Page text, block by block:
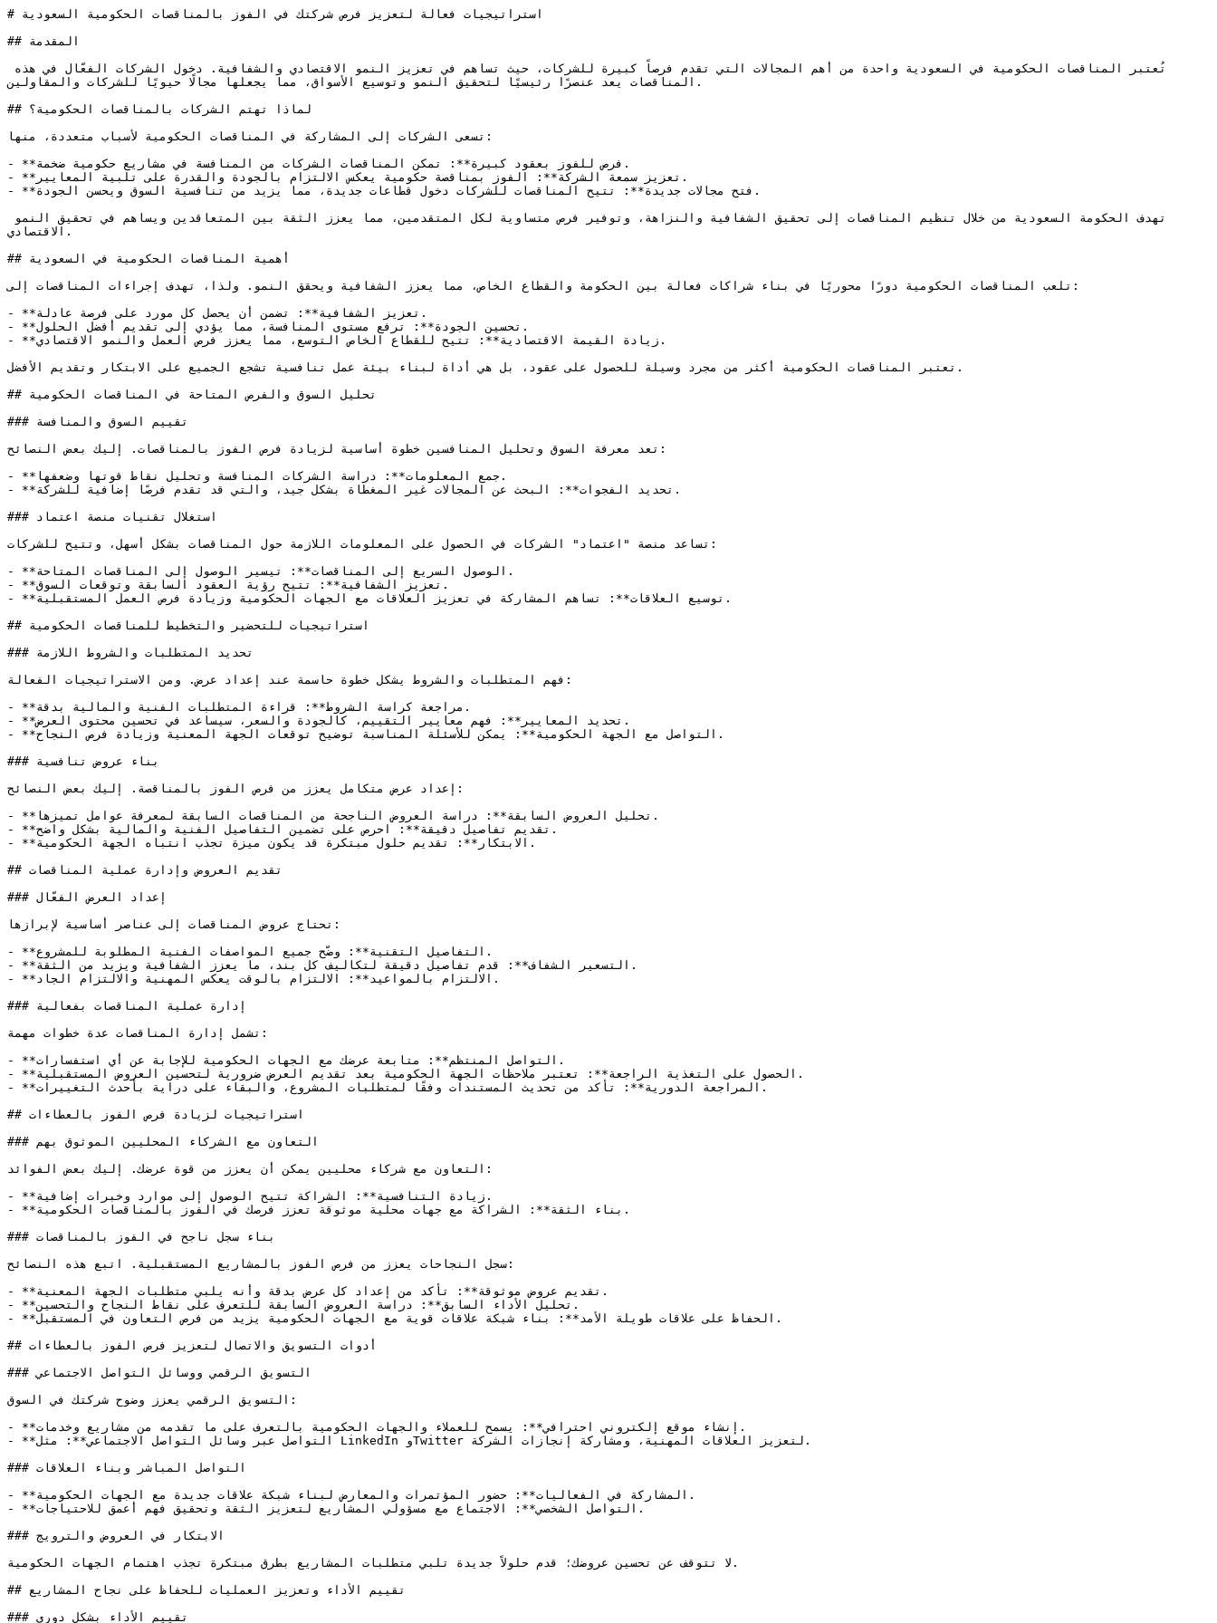
# استراتيجيات فعالة لتعزيز فرص شركتك في الفوز بالمناقصات الحكومية السعودية
## المقدمة
المناقصات يعد عنصرًا رئيسيًا لتحقيق النمو وتوسيع الأسواق، مما يجعلها مجالًا حيويًا للشركات والمقاولين.
## لماذا تهتم الشركات بالمناقصات الحكومية؟
تسعى الشركات إلى المشاركة في المناقصات الحكومية لأسباب متعددة، منها:
- **فرص للفوز بعقود كبيرة**: تمكن المناقصات الشركات من المنافسة في مشاريع حكومية ضخمة.
- **تعزيز سمعة الشركة**: الفوز بمناقصة حكومية يعكس الالتزام بالجودة والقدرة على تلبية المعايير.
- **فتح مجالات جديدة**: تتيح المناقصات للشركات دخول قطاعات جديدة، مما يزيد من تنافسية السوق ويحسن الجودة.
الاقتصادي.
## أهمية المناقصات الحكومية في السعودية
تلعب المناقصات الحكومية دورًا محوريًا في بناء شراكات فعالة بين الحكومة والقطاع الخاص، مما يعزز الشفافية ويحقق النمو. ولذا، تهدف إجراءات المناقصات إلى:
- **تعزيز الشفافية**: تضمن أن يحصل كل مورد على فرصة عادلة.
- **تحسين الجودة**: ترفع مستوى المنافسة، مما يؤدي إلى تقديم أفضل الحلول.
- **زيادة القيمة الاقتصادية**: تتيح للقطاع الخاص التوسع، مما يعزز فرص العمل والنمو الاقتصادي.
تعتبر المناقصات الحكومية أكثر من مجرد وسيلة للحصول على عقود، بل هي أداة لبناء بيئة عمل تنافسية تشجع الجميع على الابتكار وتقديم الأفضل.
## تحليل السوق والفرص المتاحة في المناقصات الحكومية
### تقييم السوق والمنافسة
تعد معرفة السوق وتحليل المنافسين خطوة أساسية لزيادة فرص الفوز بالمناقصات. إليك بعض النصائح:
- **جمع المعلومات**: دراسة الشركات المنافسة وتحليل نقاط قوتها وضعفها.
- **تحديد الفجوات**: البحث عن المجالات غير المغطاة بشكل جيد، والتي قد تقدم فرصًا إضافية للشركة.
### استغلال تقنيات منصة اعتماد
تساعد منصة "اعتماد" الشركات في الحصول على المعلومات اللازمة حول المناقصات بشكل أسهل، وتتيح للشركات:
- **الوصول السريع إلى المناقصات**: تيسير الوصول إلى المناقصات المتاحة.
- **تعزيز الشفافية**: تتيح رؤية العقود السابقة وتوقعات السوق.
- **توسيع العلاقات**: تساهم المشاركة في تعزيز العلاقات مع الجهات الحكومية وزيادة فرص العمل المستقبلية.
## استراتيجيات للتحضير والتخطيط للمناقصات الحكومية
### تحديد المتطلبات والشروط اللازمة
فهم المتطلبات والشروط يشكل خطوة حاسمة عند إعداد عرض. ومن الاستراتيجيات الفعالة:
- **مراجعة كراسة الشروط**: قراءة المتطلبات الفنية والمالية بدقة.
- **تحديد المعايير**: فهم معايير التقييم، كالجودة والسعر، سيساعد في تحسين محتوى العرض.
- **التواصل مع الجهة الحكومية**: يمكن للأسئلة المناسبة توضيح توقعات الجهة المعنية وزيادة فرص النجاح.
### بناء عروض تنافسية
إعداد عرض متكامل يعزز من فرص الفوز بالمناقصة. إليك بعض النصائح:
- **تحليل العروض السابقة**: دراسة العروض الناجحة من المناقصات السابقة لمعرفة عوامل تميزها.
- **تقديم تفاصيل دقيقة**: احرص على تضمين التفاصيل الفنية والمالية بشكل واضح.
- **الابتكار**: تقديم حلول مبتكرة قد يكون ميزة تجذب انتباه الجهة الحكومية.
## تقديم العروض وإدارة عملية المناقصات
### إعداد العرض الفعّال
تحتاج عروض المناقصات إلى عناصر أساسية لإبرازها:
- **التفاصيل التقنية**: وضّح جميع المواصفات الفنية المطلوبة للمشروع.
- **التسعير الشفاف**: قدم تفاصيل دقيقة لتكاليف كل بند، ما يعزز الشفافية ويزيد من الثقة.
- **الالتزام بالمواعيد**: الالتزام بالوقت يعكس المهنية والالتزام الجاد.
### إدارة عملية المناقصات بفعالية
تشمل إدارة المناقصات عدة خطوات مهمة:
- **التواصل المنتظم**: متابعة عرضك مع الجهات الحكومية للإجابة عن أي استفسارات.
- **الحصول على التغذية الراجعة**: تعتبر ملاحظات الجهة الحكومية بعد تقديم العرض ضرورية لتحسين العروض المستقبلية.
- **المراجعة الدورية**: تأكد من تحديث المستندات وفقًا لمتطلبات المشروع، والبقاء على دراية بأحدث التغييرات.
## استراتيجيات لزيادة فرص الفوز بالعطاءات
### التعاون مع الشركاء المحليين الموثوق بهم
التعاون مع شركاء محليين يمكن أن يعزز من قوة عرضك. إليك بعض الفوائد:
- **زيادة التنافسية**: الشراكة تتيح الوصول إلى موارد وخبرات إضافية.
- **بناء الثقة**: الشراكة مع جهات محلية موثوقة تعزز فرصك في الفوز بالمناقصات الحكومية.
### بناء سجل ناجح في الفوز بالمناقصات
سجل النجاحات يعزز من فرص الفوز بالمشاريع المستقبلية. اتبع هذه النصائح:
- **تقديم عروض موثوقة**: تأكد من إعداد كل عرض بدقة وأنه يلبي متطلبات الجهة المعنية.
- **تحليل الأداء السابق**: دراسة العروض السابقة للتعرف على نقاط النجاح والتحسين.
- **الحفاظ على علاقات طويلة الأمد**: بناء شبكة علاقات قوية مع الجهات الحكومية يزيد من فرص التعاون في المستقبل.
## أدوات التسويق والاتصال لتعزيز فرص الفوز بالعطاءات
### التسويق الرقمي ووسائل التواصل الاجتماعي
التسويق الرقمي يعزز وضوح شركتك في السوق:
- **إنشاء موقع إلكتروني احترافي**: يسمح للعملاء والجهات الحكومية بالتعرف على ما تقدمه من مشاريع وخدمات.
- **التواصل عبر وسائل التواصل الاجتماعي**: مثل LinkedIn وTwitter لتعزيز العلاقات المهنية، ومشاركة إنجازات الشركة.
### التواصل المباشر وبناء العلاقات
- **المشاركة في الفعاليات**: حضور المؤتمرات والمعارض لبناء شبكة علاقات جديدة مع الجهات الحكومية.
- **التواصل الشخصي**: الاجتماع مع مسؤولي المشاريع لتعزيز الثقة وتحقيق فهم أعمق للاحتياجات.
### الابتكار في العروض والترويج
لا تتوقف عن تحسين عروضك؛ قدم حلولاً جديدة تلبي متطلبات المشاريع بطرق مبتكرة تجذب اهتمام الجهات الحكومية.
## تقييم الأداء وتعزيز العمليات للحفاظ على نجاح المشاريع
### تقييم الأداء بشكل دوري